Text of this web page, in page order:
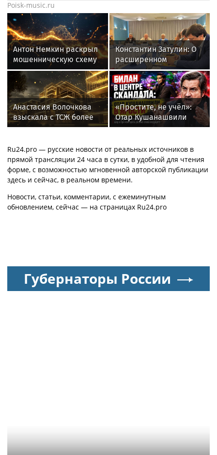
Poisk-music.ru
Антон Немкин раскрыл
мошенническую схему
с фейковыми сайтами
ЦБ
Константин Затулин: О
расширенном
заседании Совета
Международного
российско-армянского
«Лазаревского клуба»
Анастасия Волочкова
взыскала с ТСЖ более
5,2 млн рублей за
«Простите, не учёл»:
Отар Кушанашвили
раскритиковал Диму
в Москве
Ru24.pro — русские новости от реальных источников в
прямой трансляции 24 часа в сутки, в удобной для чтения
форме, с возможностью мгновенной авторской публикации
здесь и сейчас, в реальном времени.
Новости, статьи, комментарии, с ежеминутным
обновлением, сейчас — на страницах Ru24.pro
Губернаторы России